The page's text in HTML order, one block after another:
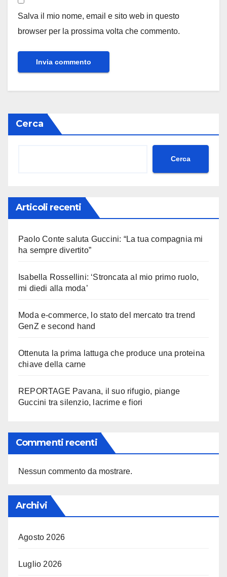
Salva il mio nome, email e sito web in questo
browser per la prossima volta che commento.
Cerca
Cerca
Articoli recenti
Paolo Conte saluta Guccini: “La tua compagnia mi
ha sempre divertito”
Isabella Rossellini: ‘Stroncata al mio primo ruolo,
mi diedi alla moda’
Moda e-commerce, lo stato del mercato tra trend
GenZ e second hand
Ottenuta la prima lattuga che produce una proteina
chiave della carne
REPORTAGE Pavana, il suo rifugio, piange
Guccini tra silenzio, lacrime e fiori
Commenti recenti
Nessun commento da mostrare.
Archivi
Agosto 2026
Luglio 2026